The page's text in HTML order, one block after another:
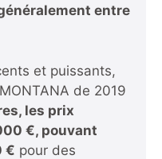
entre
et puissants,
de 2019
les prix
€, pouvant
€ pour des